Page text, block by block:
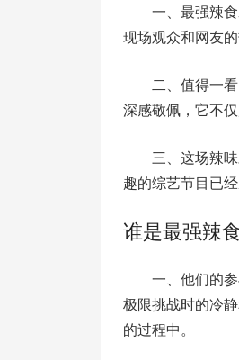
一、最强辣
现场观众和网友
二、值得一
深感敬佩，它不
三、这场辣
趣的综艺节目已
谁是最强辣
一、他们的
极限挑战时的冷
的过程中。